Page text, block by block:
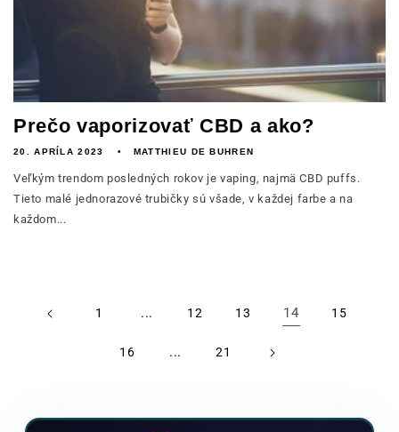
Prečo vaporizovať CBD a ako?
20. APRÍLA 2023 MATTHIEU DE BUHREN
Veľkým trendom posledných rokov je vaping, najmä CBD puffs.
Tieto malé jednorazové trubičky sú všade, v každej farbe a na
každom...
1 ... 12 13 14 15
16 ... 21